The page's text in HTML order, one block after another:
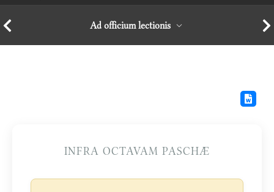
Ad officium lectionis
INFRA OCTAVAM PASCHÆ